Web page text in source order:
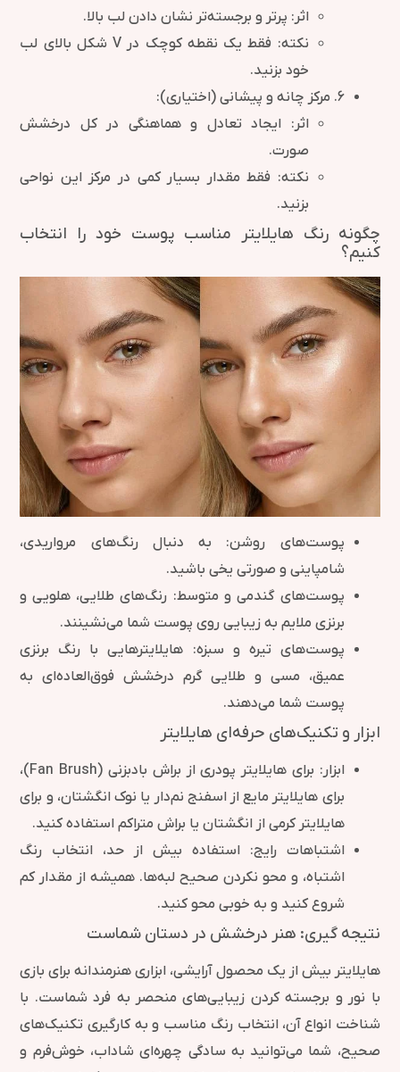
اثر: پرتر و برجسته‌تر نشان دادن لب بالا.
نکته: فقط یک نقطه کوچک در V شکل بالای لب
خود بزنید.
۶. مرکز چانه و پیشانی (اختیاری):
اثر: ایجاد تعادل و هماهنگی در کل درخشش
صورت.
نکته: فقط مقدار بسیار کمی در مرکز این نواحی
بزنید.
چگونه رنگ هایلایتر مناسب پوست خود را انتخاب
کنیم؟
پوست‌های روشن: به دنبال رنگ‌های مرواریدی،
شامپاینی و صورتی یخی باشید.
پوست‌های گندمی و متوسط: رنگ‌های طلایی، هلویی و
برنزی ملایم به زیبایی روی پوست شما می‌نشینند.
پوست‌های تیره و سبزه: هایلایترهایی با رنگ برنزی
عمیق، مسی و طلایی گرم درخشش فوق‌العاده‌ای به
پوست شما می‌دهند.
ابزار و تکنیک‌های حرفه‌ای هایلایتر
ابزار: برای هایلایتر پودری از براش بادبزنی (Fan Brush)،
برای هایلایتر مایع از اسفنج نم‌دار یا نوک انگشتان، و برای
هایلایتر کرمی از انگشتان یا براش متراکم استفاده کنید.
اشتباهات رایج: استفاده بیش از حد، انتخاب رنگ
اشتباه، و محو نکردن صحیح لبه‌ها. همیشه از مقدار کم
شروع کنید و به خوبی محو کنید.
نتیجه‌ گیری: هنر درخشش در دستان شماست
هایلایتر بیش از یک محصول آرایشی، ابزاری هنرمندانه برای بازی
با نور و برجسته کردن زیبایی‌های منحصر به فرد شماست. با
شناخت انواع آن، انتخاب رنگ مناسب و به کارگیری تکنیک‌های
صحیح، شما می‌توانید به سادگی چهره‌ای شاداب، خوش‌فرم و